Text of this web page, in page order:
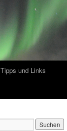
Tipps und Links